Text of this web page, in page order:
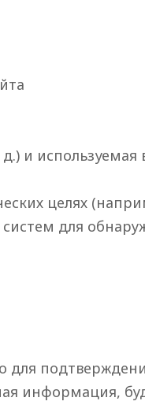
и используемая
целях
для
для
информация,